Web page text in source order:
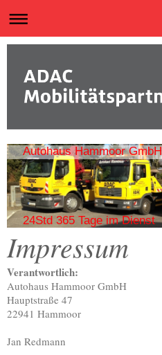
Autohaus Hammoor GmbH
24Std 365 Tage im Dienst
Impressum
Verantwortlich:
Autohaus Hammoor GmbH
Hauptstraße 47
22941 Hammoor
Jan Redmann